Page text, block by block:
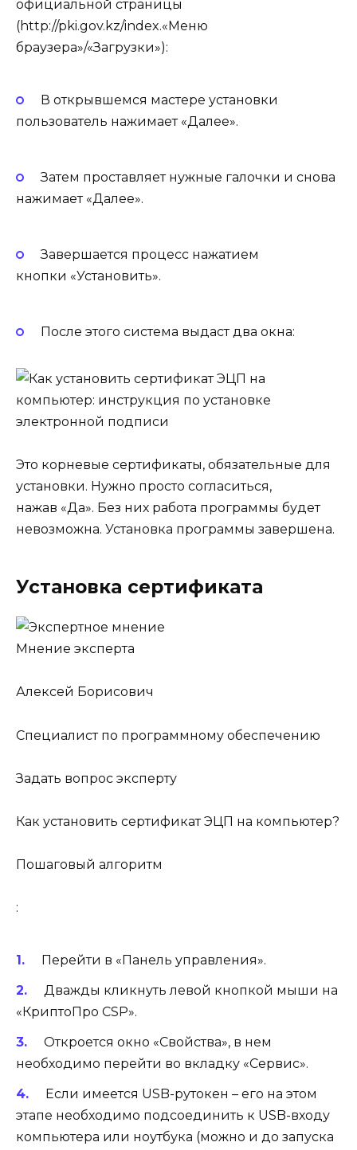
официальной страницы
(http://pki.gov.kz/index.«‎Меню
браузера»‎/«‎Загрузки»‎):
В открывшемся мастере установки
пользователь нажимает «‎Далее».
Затем проставляет нужные галочки и снова
нажимает «‎Далее».
Завершается процесс нажатием
кнопки «‎Установить».
После этого система выдаст два окна:
Это корневые сертификаты, обязательные для
установки. Нужно просто согласиться,
нажав «‎Да». Без них работа программы будет
невозможна. Установка программы завершена.
Установка сертификата
Мнение эксперта
Алексей Борисович
Специалист по программному обеспечению
Задать вопрос эксперту
Как установить сертификат ЭЦП на компьютер?
Пошаговый алгоритм
:
Перейти в «Панель управления».
Дважды кликнуть левой кнопкой мыши на
«КриптоПро CSP».
Откроется окно «Свойства», в нем
необходимо перейти во вкладку «Сервис».
Если имеется USB-рутокен – его на этом
этапе необходимо подсоединить к USB-входу
компьютера или ноутбука (можно и до запуска